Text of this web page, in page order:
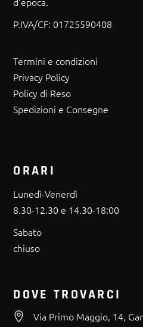
P.IVA/CF: 01725590408
Termini e condizioni
Privacy Policy
Policy di Reso
Spedizioni e Consegne
ORARI
Lunedì-Venerdì
8.30-12.30 e 14.30-18:00
Sabato
chiuso
DOVE TROVARCI
Via Primo Maggio, 14,